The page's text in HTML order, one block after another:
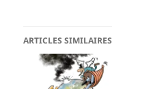
ARTICLES SIMILAIRES